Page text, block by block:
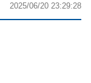
2025/06/20 23:29:28